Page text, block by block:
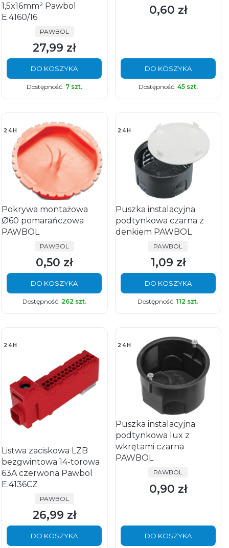
1,5x16mm² Pawbol
E.4160/16
PRODUCENT
PAWBOL
Cena
27,99 zł
DO KOSZYKA
Dostępność: 7 szt.
Cena
0,60 zł
DO KOSZYKA
Dostępność: 45 szt.
24H
Pokrywa montażowa
Ø60 pomarańczowa
PAWBOL
PRODUCENT
PAWBOL
Cena
0,50 zł
DO KOSZYKA
Dostępność: 262 szt.
24H
Puszka instalacyjna
podtynkowa czarna z
denkiem PAWBOL
PRODUCENT
PAWBOL
Cena
1,09 zł
DO KOSZYKA
Dostępność:112 szt.
24H
Listwa zaciskowa LZB
bezgwintowa 14-torowa
63A czerwona Pawbol
E.4136CZ
PRODUCENT
PAWBOL
Cena
26,99 zł
DO KOSZYKA
24H
Puszka instalacyjna
podtynkowa lux z
wkrętami czarna
PAWBOL
PRODUCENT
PAWBOL
Cena
0,90 zł
DO KOSZYKA